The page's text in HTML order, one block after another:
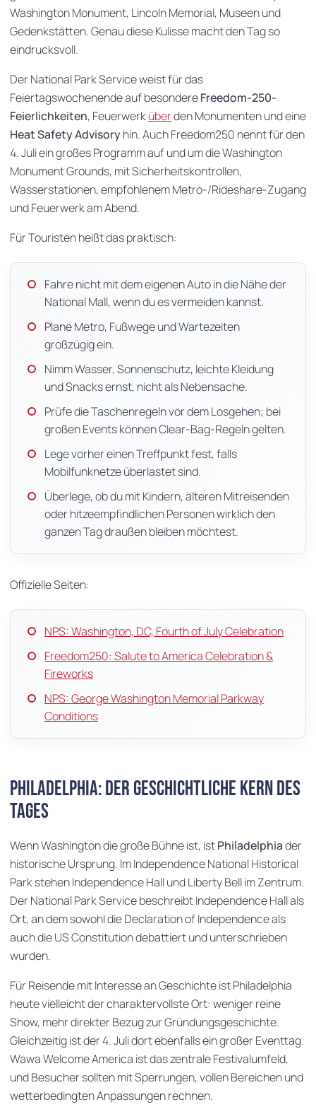
Washington Monument, Lincoln Memorial, Museen und
Gedenkstätten. Genau diese Kulisse macht den Tag so
eindrucksvoll.
Der National Park Service weist für das
Feiertagswochenende auf besondereFreedom-250-
Feierlichkeiten, Feuerwerküberden Monumenten und eine
Heat Safety Advisoryhin. Auch Freedom250 nennt für den
4. Juli ein großes Programm auf und um die Washington
Monument Grounds, mit Sicherheitskontrollen,
Wasserstationen, empfohlenem Metro-/Rideshare-Zugang
und Feuerwerk am Abend.
Für Touristen heißt das praktisch:
Fahre nicht mit dem eigenen Auto in die Nähe der
National Mall, wenn du es vermeiden kannst.
Plane Metro, Fußwege und Wartezeiten
großzügig ein.
Nimm Wasser, Sonnenschutz, leichte Kleidung
und Snacks ernst, nicht als Nebensache.
Prüfe die Taschenregeln vor dem Losgehen; bei
großen Events können Clear-Bag-Regeln gelten.
Lege vorher einen Treffpunkt fest, falls
Mobilfunknetze überlastet sind.
Überlege, ob du mit Kindern, älteren Mitreisenden
oder hitzeempfindlichen Personen wirklich den
ganzen Tag draußen bleiben möchtest.
Offizielle Seiten:
NPS: Washington, DC, Fourth of July Celebration
Freedom250: Salute to America Celebration &
Fireworks
NPS: George Washington Memorial Parkway
Conditions
Philadelphia: der geschichtliche Kern des
Tages
Wenn Washington die große Bühne ist, istPhiladelphiader
historische Ursprung. Im Independence National Historical
Park stehen Independence Hall und Liberty Bell im Zentrum.
Der National Park Service beschreibt Independence Hall als
Ort, an dem sowohl die Declaration of Independence als
auch die US Constitution debattiert und unterschrieben
wurden.
Für Reisende mit Interesse an Geschichte ist Philadelphia
heute vielleicht der charaktervollste Ort: weniger reine
Show, mehr direkter Bezug zur Gründungsgeschichte.
Gleichzeitig ist der 4. Juli dort ebenfalls ein großer Eventtag.
Wawa Welcome America ist das zentrale Festivalumfeld,
und Besucher sollten mit Sperrungen, vollen Bereichen und
wetterbedingten Anpassungen rechnen.